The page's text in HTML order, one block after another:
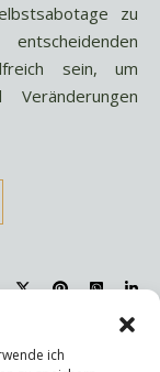
ich
zu
sein, um